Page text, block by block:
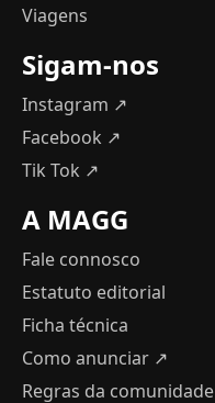
Viagens
Sigam-nos
Instagram ↗
Facebook ↗
Tik Tok ↗
A MAGG
Fale connosco
Estatuto editorial
Ficha técnica
Como anunciar ↗
Regras da comunidade